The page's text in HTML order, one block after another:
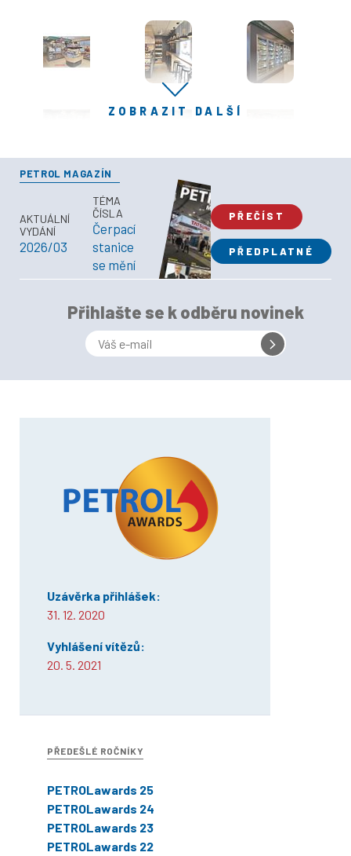
ZOBRAZIT DALŠÍ
PETROL MAGAZÍN
AKTUÁLNÍ
VYDÁNÍ
2026/03
TÉMA
ČÍSLA
Čerpací
stanice
se mění
PŘEČÍST
PŘEDPLATNÉ
Přihlašte se k odběru novinek
Uzávěrka přihlášek:
31. 12. 2020
Vyhlášení vítězů:
20. 5. 2021
PŘEDEŠLÉ ROČNÍKY
PETROLawards 25
PETROLawards 24
PETROLawards 23
PETROLawards 22